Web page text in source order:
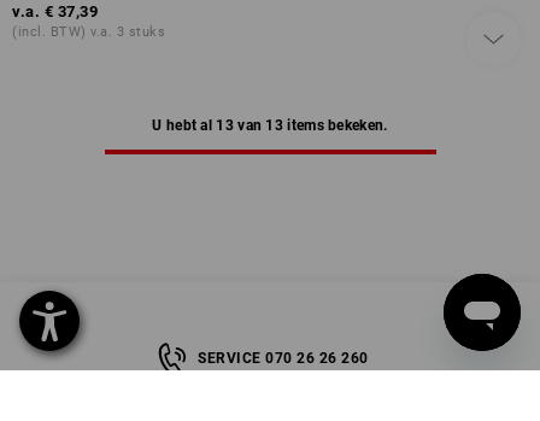
v.a. € 37,39
(incl. BTW) v.a. 3 stuks
U hebt al 13 van 13 items bekeken.
SERVICE 070 26 26 260